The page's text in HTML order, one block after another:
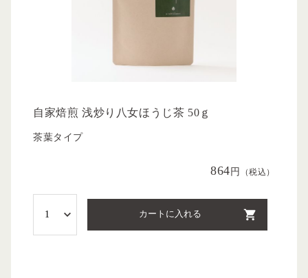
自家焙煎 浅炒り八女ほうじ茶 50ｇ
茶葉タイプ
864 円 （税込）
カートに入れる